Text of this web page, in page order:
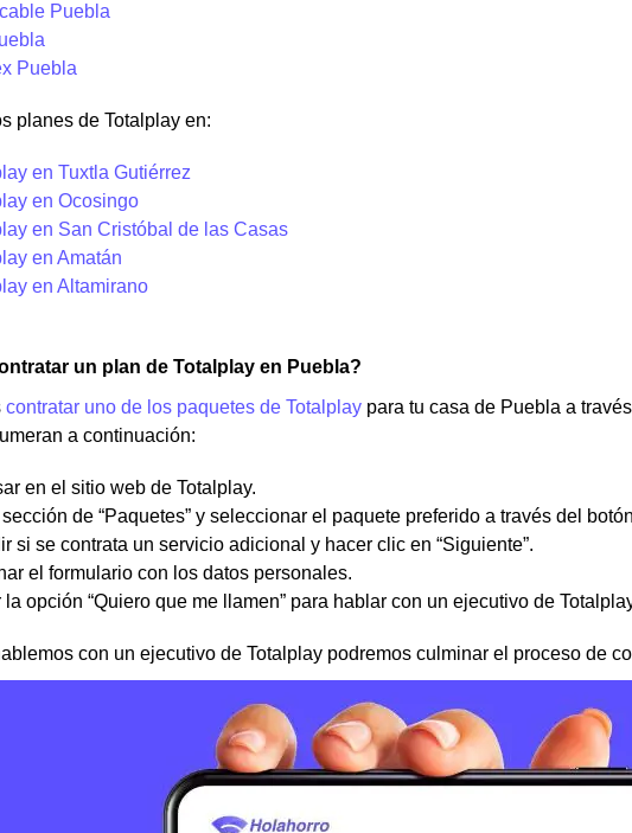
Puebla
Puebla
planes de Totalplay en:
en Tuxtla Gutiérrez
en Ocosingo
en San Cristóbal de las Casas
en Amatán
en Altamirano
un plan de Totalplay en Puebla?
contratar uno de los paquetes de Totalplay para tu casa de Puebla a
a continuación:
en el sitio web de Totalplay.
sección de “Paquetes” y seleccionar el paquete preferido a través del botón
si se contrata un servicio adicional y hacer clic en “Siguiente”.
el formulario con los datos personales.
la opción “Quiero que me llamen” para hablar con un ejecutivo de
con un ejecutivo de Totalplay podremos culminar el proceso de